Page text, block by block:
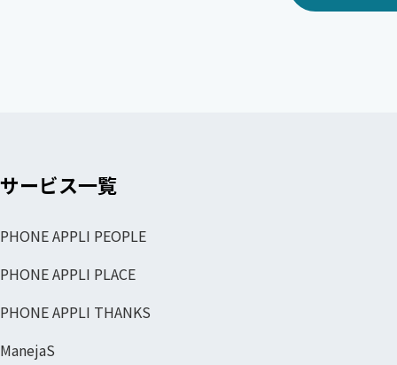
サービス一覧
PHONE APPLI PEOPLE
PHONE APPLI PLACE
PHONE APPLI THANKS
ManejaS